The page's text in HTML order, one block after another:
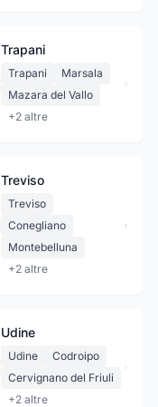
Trapani
Trapani
Marsala
Mazara del Vallo
+2 altre
Treviso
Treviso
Conegliano
Montebelluna
+2 altre
Udine
Udine
Codroipo
Cervignano del Friuli
+2 altre